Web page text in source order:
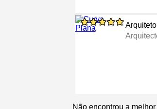
Arquiteto
Não encontrou a